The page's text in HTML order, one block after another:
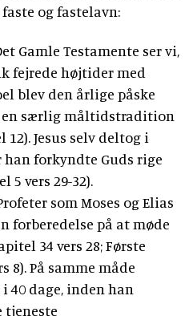
og fastelavn:
Gamle Testamente ser vi,
fejrede højtider med
blev den årlige påske
en særlig måltidstradition
12). Jesus selv deltog i
forkyndte Guds rige
5 vers 29-32).
som Moses og Elias
forberedelse på at møde
34 vers 28; Første
8). På samme måde
40 dage, inden han
tjeneste